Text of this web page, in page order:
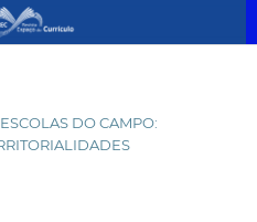
DO CAMPO: